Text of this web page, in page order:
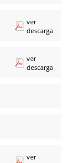
ver
descarga
ver
descarga
ver